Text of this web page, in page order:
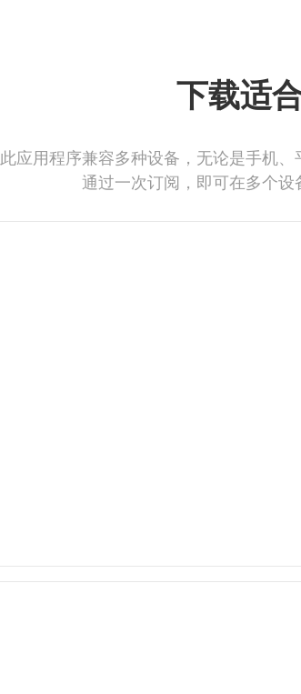
下载适
此应用程序兼容多种设备，无论是手机、
通过一次订阅，即可在多个设